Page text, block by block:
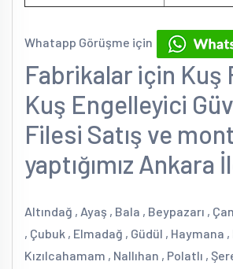
Whatapp Görüşme için
Fabrikalar için Kuş
Kuş Engelleyici
Filesi Satış ve
yaptığımız Ankara
Altındağ , Ayaş , Bala , Beypazarı ,
, Çubuk , Elmadağ , Güdül , Haymana
Kızılcahamam , Nallıhan , Polatlı ,